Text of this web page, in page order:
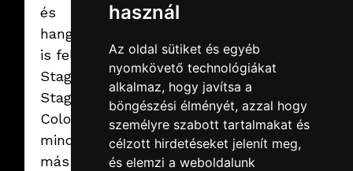
használ
Az oldal sütiket és egyéb
nyomkövető technológiákat
alkalmaz, hogy javítsa a
böngészési élményét, azzal hogy
személyre szabott tartalmakat és
célzott hirdetéseket jelenít meg,
és elemzi a weboldalunk
és
hangtechnikájáért
is felelt: Revolut
Stage, BOLT Night
Stage, Yettel
Colosseum –
minden helyszínen
más feladat, de a
innovatív, kreatív
megoldásokat.
Tovább